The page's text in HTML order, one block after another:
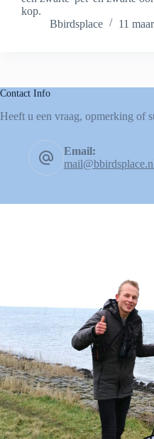
kop.
Bbirdsplace
11
Contact Info
Heeft u een vraag, opmerking of
Email: